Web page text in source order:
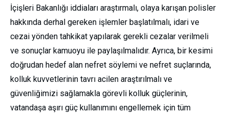
İçişleri Bakanlığı iddiaları araştırmalı, olaya karışan polisler
hakkında derhal gereken işlemler başlatılmalı, idari ve
cezai yönden tahkikat yapılarak gerekli cezalar verilmeli
ve sonuçlar kamuoyu ile paylaşılmalıdır. Ayrıca, bir kesimi
doğrudan hedef alan nefret söylemi ve nefret suçlarında,
kolluk kuvvetlerinin tavrı acilen araştırılmalı ve
güvenliğimizi sağlamakla görevli kolluk güçlerinin,
vatandaşa aşırı güç kullanımını engellemek için tüm